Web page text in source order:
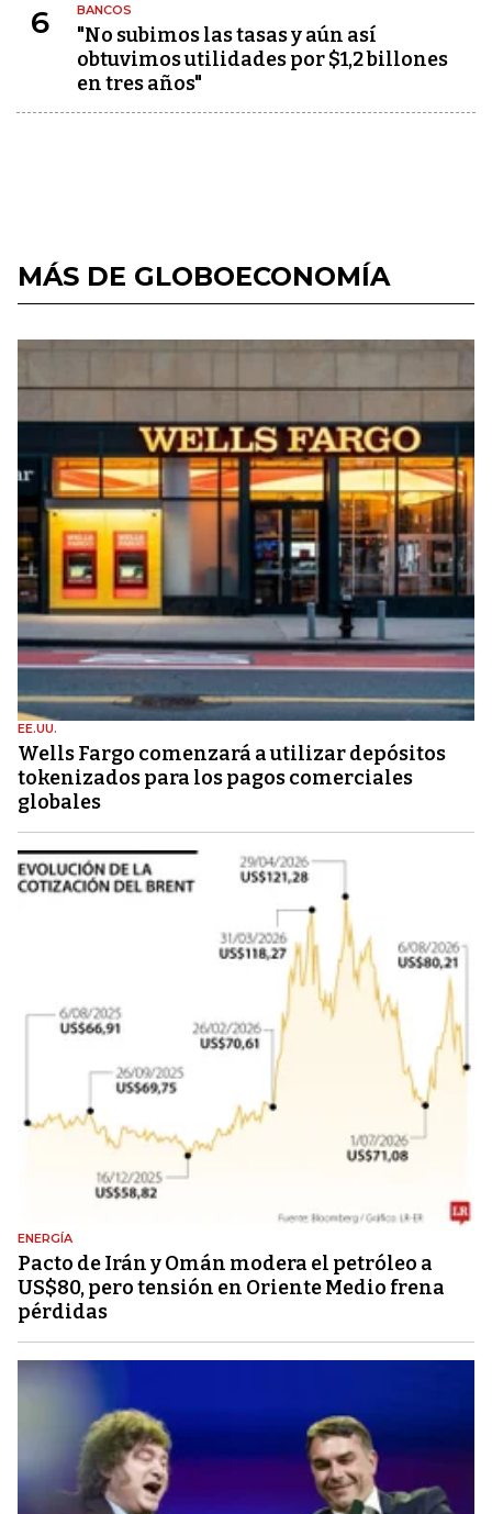
6 BANCOS
"No subimos las tasas y aún así
obtuvimos utilidades por $1,2 billones
en tres años"
MÁS DE GLOBOECONOMÍA
EE.UU.
Wells Fargo comenzará a utilizar depósitos
tokenizados para los pagos comerciales
globales
ENERGÍA
Pacto de Irán y Omán modera el petróleo a
US$80, pero tensión en Oriente Medio frena
pérdidas